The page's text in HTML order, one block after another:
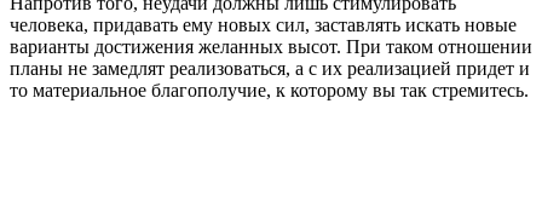
человека, придавать ему новых сил, заставлять искать новые
варианты достижения желанных высот. При таком отношении
планы не замедлят реализоваться, а с их реализацией придет и
то материальное благополучие, к которому вы так стремитесь.